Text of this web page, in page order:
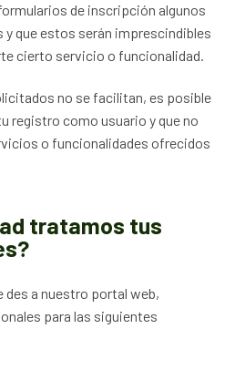
de inscripción algunos
que estos serán imprescindibles
cierto servicio o funcionalidad.
no se facilitan, es posible
registro como usuario y que no
o funcionalidades ofrecidos
tratamos tus
des a nuestro portal web,
para las siguientes